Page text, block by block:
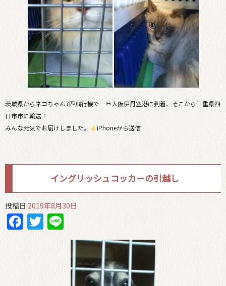
茨城県からネコちゃん7匹飛行機で一旦大阪伊丹空港に到着、そこから三重県四
日市市に輸送！
みんな元気でお届けしました。
iPhoneから送信
イングリッシュコッカーの引越し
投稿日 2019年8月30日
Facebook
Twitter